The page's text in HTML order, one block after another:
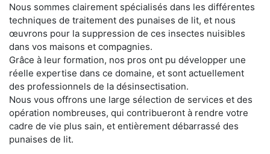
Nous sommes clairement spécialisés dans les différentes
techniques de traitement des punaises de lit, et nous
œuvrons pour la suppression de ces insectes nuisibles
dans vos maisons et compagnies.
Grâce à leur formation, nos pros ont pu développer une
réelle expertise dans ce domaine, et sont actuellement
des professionnels de la désinsectisation.
Nous vous offrons une large sélection de services et des
opération nombreuses, qui contribueront à rendre votre
cadre de vie plus sain, et entièrement débarrassé des
punaises de lit.